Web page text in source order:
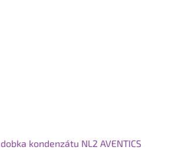
kondenzátu NL2 AVENTICS